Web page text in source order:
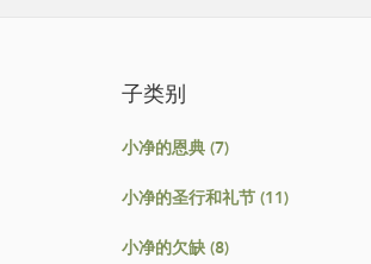
子类别
小净的恩典 (7)
小净的圣行和礼节 (11)
小净的欠缺 (8)